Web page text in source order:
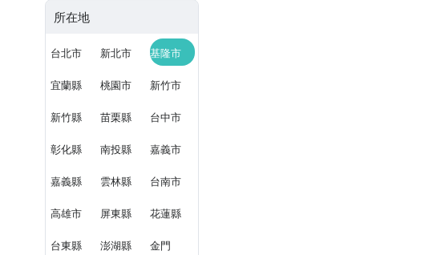
所在地
台北市 新北市 基隆市
宜蘭縣 桃園市 新竹市
新竹縣 苗栗縣 台中市
彰化縣 南投縣 嘉義市
嘉義縣 雲林縣 台南市
高雄市 屏東縣 花蓮縣
台東縣 澎湖縣 金門